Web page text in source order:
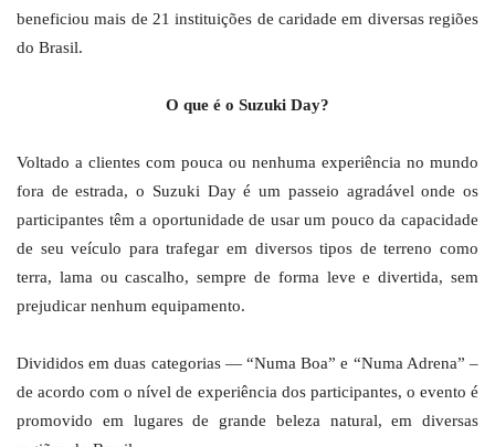
beneficiou mais de 21 instituições de caridade em diversas regiões
do Brasil.
O que é o Suzuki Day?
Voltado a clientes com pouca ou nenhuma experiência no mundo
fora de estrada, o Suzuki Day é um passeio agradável onde os
participantes têm a oportunidade de usar um pouco da capacidade
de seu veículo para trafegar em diversos tipos de terreno como
terra, lama ou cascalho, sempre de forma leve e divertida, sem
prejudicar nenhum equipamento.
Divididos em duas categorias — “Numa Boa” e “Numa Adrena” –
de acordo com o nível de experiência dos participantes, o evento é
promovido em lugares de grande beleza natural, em diversas